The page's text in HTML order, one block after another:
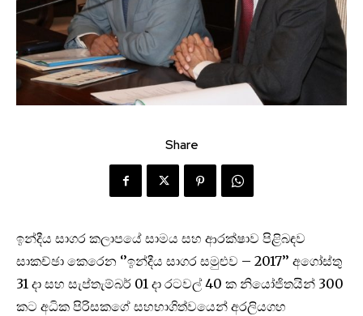
Share
ඉන්දීය සාගර කලාපයේ සාමය සහ ආරක්ෂාව පිළිබඳව
සාකච්ඡා කෙරෙන ‘’ඉන්දීය සාගර සමුළුව – 2017’’ අගෝස්තු
31 දා සහ සැප්තැම්බර් 01 දා රටවල් 40 ක නියෝජිතයින් 300
කට අධික පිරිසකගේ සහභාගිත්වයෙන් අරලියගහ